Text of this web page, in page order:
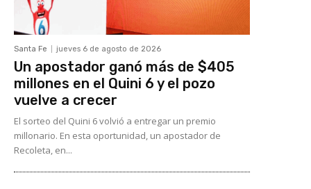
Santa Fe jueves 6 de agosto de 2026
Un apostador ganó más de $405
millones en el Quini 6 y el pozo
vuelve a crecer
El sorteo del Quini 6 volvió a entregar un premio
millonario. En esta oportunidad, un apostador de
Recoleta, en...